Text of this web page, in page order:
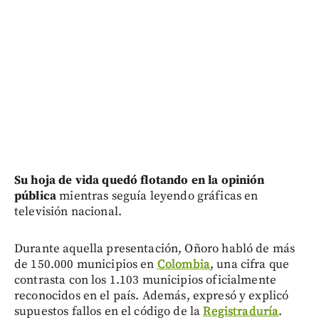
Su hoja de vida quedó flotando en la opinión
públicamientras seguía leyendo gráficas en
televisión nacional.
Durante aquella presentación, Oñoro habló de más
de 150.000 municipios en Colombia, una cifra que
contrasta con los 1.103 municipios oficialmente
reconocidos en el país. Además, expresó y explicó
supuestos fallos en el código de laRegistraduría.